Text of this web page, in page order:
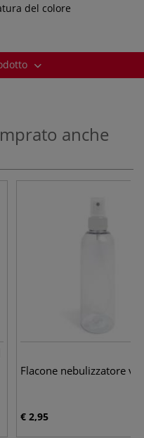
del colore
anche
Flacone nebulizzatore
€ 2,95